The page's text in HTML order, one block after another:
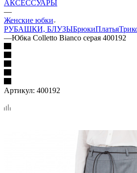
АКСЕССУАРЫ
—
Женские юбки
РУБАШКИ, БЛУЗЫБрюкиПлатья
—Юбка Colletto Bianco серая 400192
Артикул: 400192